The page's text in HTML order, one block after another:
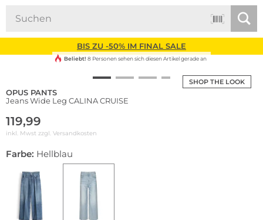
BIS ZU -50% IM FINAL SALE
SHOP THE LOOK
Beliebt! 8 Personen sehen sich diesen Artikel gerade an
OPUS PANTS
Jeans Wide Leg CALINA CRUISE
119,99
inkl. Mwst zzgl. Versandkosten
Farbe: Hellblau